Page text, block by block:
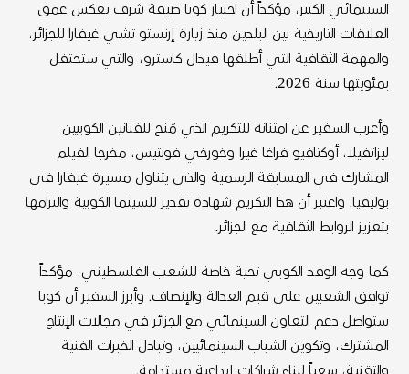
السينمائي الكبير، مؤكداً أن اختيار كوبا ضيفة شرف يعكس عمق
العلاقات التاريخية بين البلدين منذ زيارة إرنستو تشي غيفارا للجزائر،
والمهمة الثقافية التي أطلقها فيدال كاسترو، والتي ستحتفل
بمئويتها سنة 2026.
وأعرب السفير عن امتنانه للتكريم الذي مُنح للفنانين الكوبيين
ليزاتفيلا، أوكتافيو فراغا غيرا وخورخي فونتيس، مخرجا الفيلم
المشارك في المسابقة الرسمية والذي يتناول مسيرة غيفارا في
بوليفيا. واعتبر أن هذا التكريم شهادة تقدير للسينما الكوبية والتزامها
بتعزيز الروابط الثقافية مع الجزائر.
كما وجه الوفد الكوبي تحية خاصة للشعب الفلسطيني، مؤكداً
توافق الشعبين على قيم العدالة والإنصاف. وأبرز السفير أن كوبا
ستواصل دعم التعاون السينمائي مع الجزائر في مجالات الإنتاج
المشترك، وتكوين الشباب السينمائيين، وتبادل الخبرات الفنية